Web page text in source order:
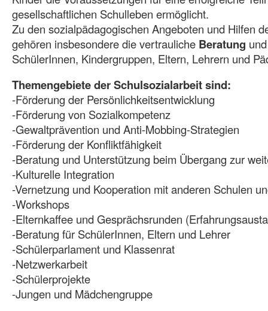
gesellschaftlichen Schulleben ermöglicht.
Zu den sozialpädagogischen Angeboten und Hilfen
gehören insbesondere die vertrauliche Beratung
SchülerInnen, Kindergruppen, Eltern, Lehrern und
Themengebiete der Schulsozialarbeit sind:
-Förderung der Persönlichkeitsentwicklung
-Förderung von Sozialkompetenz
-Gewaltprävention und Anti-Mobbing-Strategien
-Förderung der Konfliktfähigkeit
-Beratung und Unterstützung beim Übergang zur
-Kulturelle Integration
-Vernetzung und Kooperation mit anderen Schulen
-Workshops
-Elternkaffee und Gesprächsrunden
-Beratung für SchülerInnen, Eltern und Lehrer
-Schülerparlament und Klassenrat
-Netzwerkarbeit
-Schülerprojekte
-Jungen und Mädchengruppe